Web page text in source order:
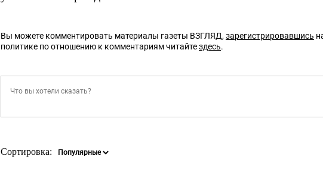
Вы можете комментировать материалы газеты ВЗГЛЯД, зарегистрировавшись
политике по отношению к комментариям читайтездесь.
Сортировка: